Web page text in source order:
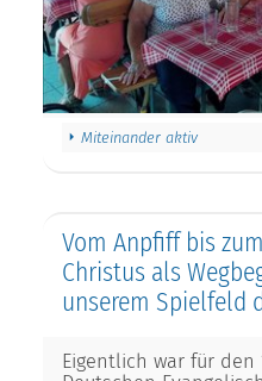
Miteinander aktiv
Vom Anpfiff bis
Christus als
unserem Spielfeld
Eigentlich war für den